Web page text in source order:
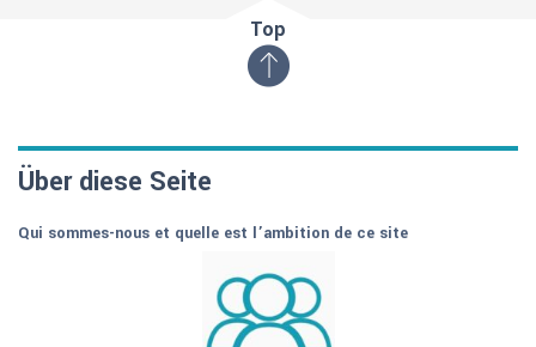
Top
Über diese Seite
Qui sommes-nous et quelle est l’ambition de ce site